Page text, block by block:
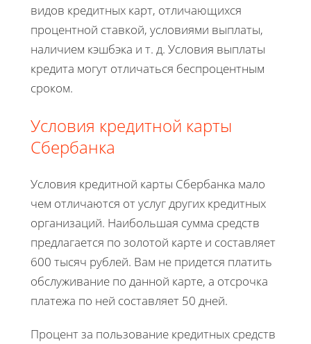
видов кредитных карт, отличающихся
процентной ставкой, условиями выплаты,
наличием кэшбэка и т. д. Условия выплаты
кредита могут отличаться беспроцентным
сроком.
Условия кредитной карты
Сбербанка
Условия кредитной карты Сбербанка мало
чем отличаются от услуг других кредитных
организаций. Наибольшая сумма средств
предлагается по золотой карте и составляет
600 тысяч рублей. Вам не придется платить
обслуживание по данной карте, а отсрочка
платежа по ней составляет 50 дней.
Процент за пользование кредитных средств